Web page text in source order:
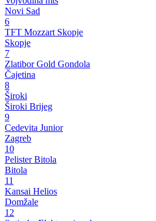
Novi Sad
6
TFT Mozzart Skopje
Skopje
7
Zlatibor Gold Gondola
Čajetina
8
Široki
Široki Brijeg
9
Cedevita Junior
Zagreb
10
Pelister Bitola
Bitola
11
Kansai Helios
Domžale
12